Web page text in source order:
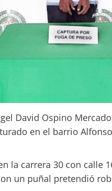
David Ospino
en el barrio
la carrera 30 con calle
un puñal pretendió